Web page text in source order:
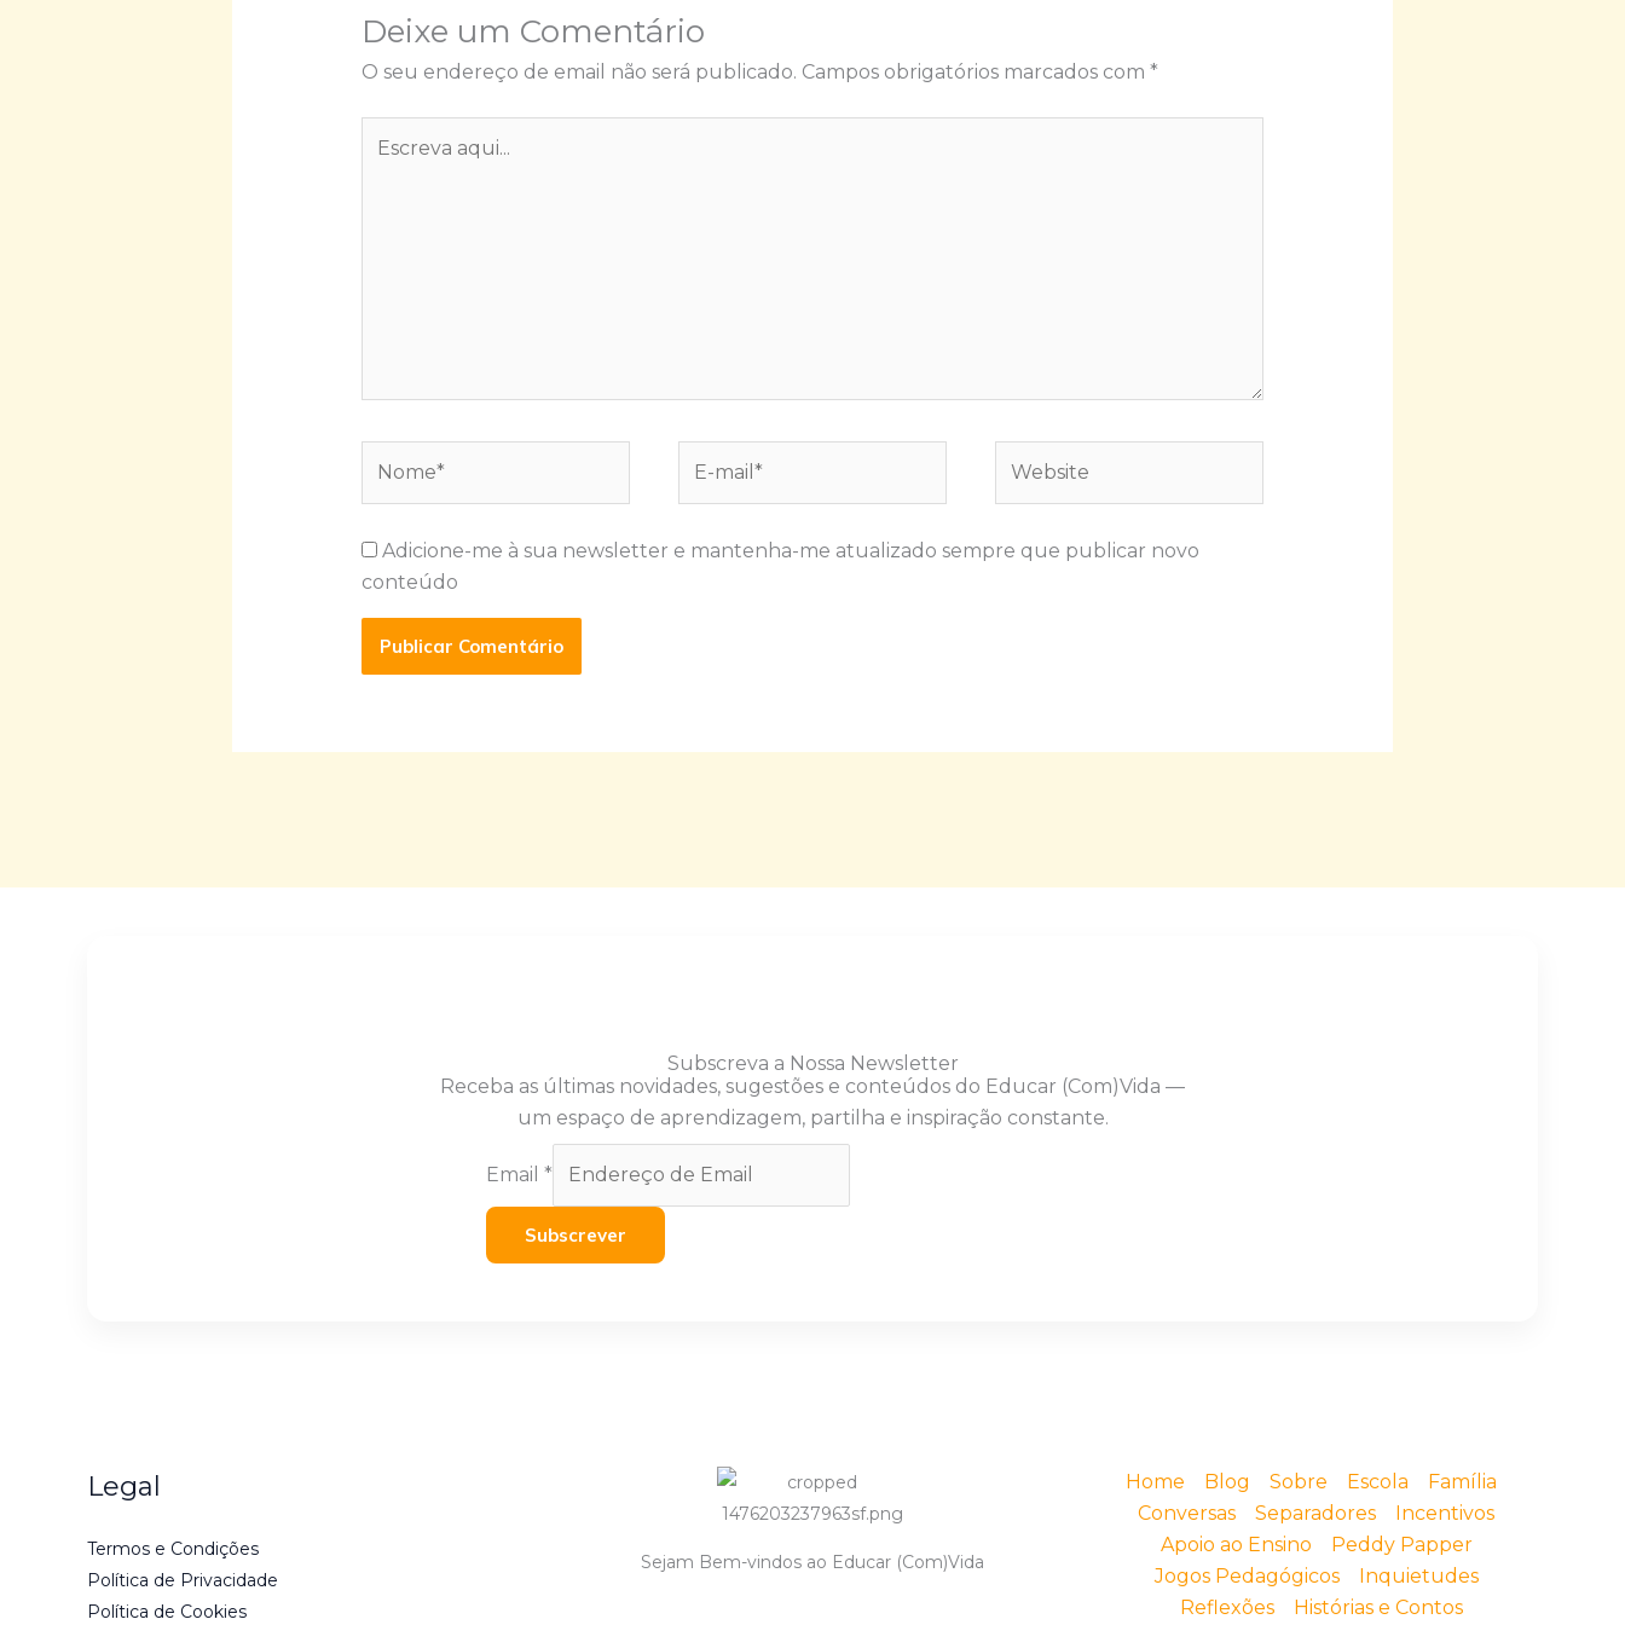
Deixe um Comentário
O seu endereço de email não será publicado. Campos obrigatórios marcados com *
aqui...
mail*
Adicione-me à sua newsletter e mantenha-me atualizado sempre que publicar novo
conteúdo
Subscreva a Nossa Newsletter
Receba as últimas novidades, sugestões e conteúdos do Educar (Com)Vida —
um espaço de aprendizagem, partilha e inspiração constante.
Email *
Subscrever
Legal
Termos e Condições
Política de Privacidade
Política de Cookies
Sejam Bem-vindos ao Educar (Com)Vida
Home Blog Sobre Escola
Família
Conversas
Separadores
Incentivos
Apoio ao Ensino
Peddy Papper
Jogos Pedagógicos
Inquietudes
Reflexões
Histórias e Contos